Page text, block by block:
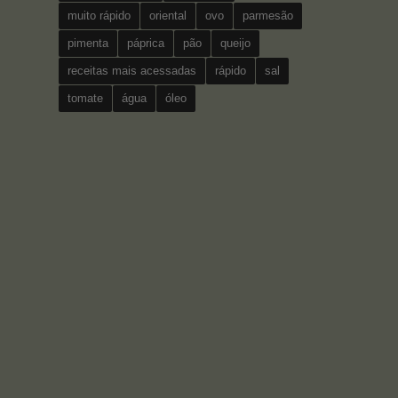
muito rápido oriental ovo parmesão
pimenta páprica pão queijo
receitas mais acessadas rápido sal
tomate água óleo